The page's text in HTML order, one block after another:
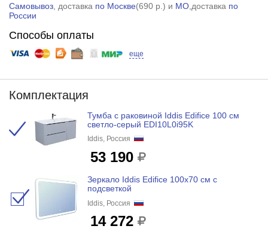
Самовывоз, доставка по Москве(690 р. ) и МО,доставка по
России
Способы оплаты
еще
Комплектация
Тумба с раковиной Iddis Edifice 100 см
светло-серый EDI10L0i95K
Iddis, Россия
53 190
Зеркало Iddis Edifice 100x70 см с
подсветкой
Iddis, Россия
14 272